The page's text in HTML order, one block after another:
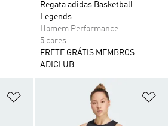
Regata adidas Basketball
Legends
Homem Performance
5 cores
FRETE GRÁTIS MEMBROS
ADICLUB
Adicionar à Lista de Desejos